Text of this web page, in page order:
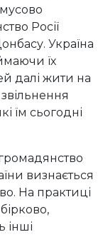
Росії
Україна
їх
далі жити на
їм сьогодні
визнається
На практиці
інші